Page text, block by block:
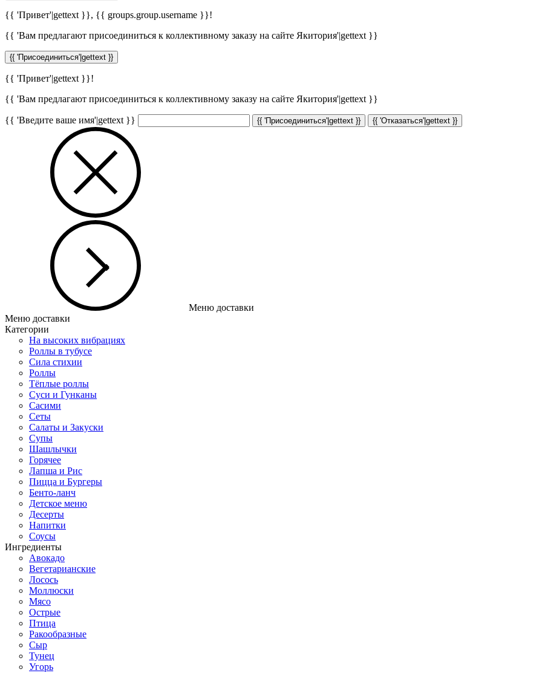
{{ 'Привет'|gettext }}, {{ groups.group.username }}!
{{ 'Вам предлагают присоединиться к коллективному заказу на сайте Якитория'|gettext }}
{{ 'Присоединиться'|gettext }}
{{ 'Привет'|gettext }}!
{{ 'Вам предлагают присоединиться к коллективному заказу на сайте Якитория'|gettext }}
{{ 'Введите ваше имя'|gettext }} {{ 'Присоединиться'|gettext }} {{ 'Отказаться'|gettext }}
Меню доставки
Меню доставки
Категории
На высоких вибрациях
Роллы в тубусе
Сила стихии
Роллы
Тёплые роллы
Суси и Гунканы
Сасими
Сеты
Салаты и Закуски
Супы
Шашлычки
Горячее
Лапша и Рис
Пицца и Бургеры
Бенто-ланч
Детское меню
Десерты
Напитки
Соусы
Ингредиенты
Авокадо
Вегетарианские
Лосось
Моллюски
Мясо
Острые
Птица
Ракообразные
Сыр
Тунец
Угорь